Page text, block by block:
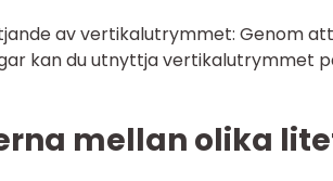
av vertikalutrymmet: Genom
kan du utnyttja vertikalutrymmet
mellan olika